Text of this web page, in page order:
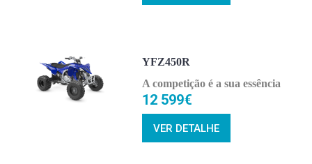
YFZ450R
A competição é a sua essência
12 599€
VER DETALHE